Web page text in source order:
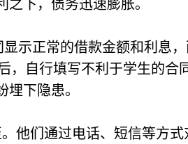
下，债务迅速膨胀。
示正常的借款金额和利息
自行填写不利于学生的
下隐患。
他们通过电话、短信等方